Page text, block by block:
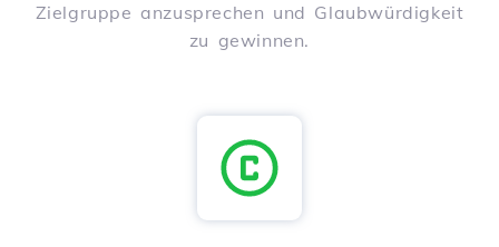
Zielgruppe anzusprechen und Glaubwürdigkeit
zu gewinnen.